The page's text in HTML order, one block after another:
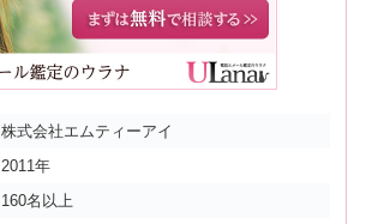
株式会社エムティーアイ
2011年
160名以上